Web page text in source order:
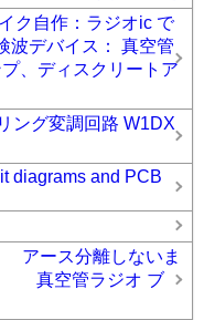
ク自作：ラジオic で
波デバイス： 真空管
、ディスクリートア
グ変調回路 W1DX
diagrams and PCB
ース分離しないま
: 真空管ラジオ ブ